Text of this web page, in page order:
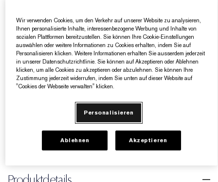
1C0 Shell
3W2 Cashew
3C1 Dusk
1N1 Ivory Nude
1C1 Cool Bone
2W2 Rattan
3N2 Wheat
4W1 Honey Bronze
4N2 Spiced Sand
6W1 Sandelholz
2C2 Pale Almond
3C2 Pebble
4N1 Shell Beige
3N1 Ivory Beige
2N1 Desert
1N2 Ecru
6C1
5W2 Rich Caramel
5N2 Amber Honey
4W4 Hazel
3W1 Tawny
1N0 Porcelain
2W1 Dawn
2N2 Buff
1W0 Warm Porcelain
4C1 Outdoor Beige
2W1.5 Natural Suede
2C1 Pure Beige
2C3 Fresco
1W2 Sand
5W1 Bronze
Hell bis mittel mit kühlen, rosa-beigen Untertönen
2C2 PALE ALMOND
5 Geschenke gratis ab einem Einkaufswert von
Wir verwenden Cookies, um den Verkehr auf unserer Website zu analysieren,
Ihnen personalisierte Inhalte, interessenbezogene Werbung und Inhalte von
sozialen Plattformen bereitzustellen. Sie können Ihre Cookie-Einstellungen
auswählen oder weitere Informationen zu Cookies erhalten, indem Sie auf
Personalisieren klicken. Weitere Informationen erhalten Sie ausserdem jederzeit
in unserer Datenschutzrichtlinie. Sie können auf Akzeptieren oder Ablehnen
klicken, um alle Cookies zu akzeptieren oder abzulehnen. Sie können Ihre
Zustimmung jederzeit widerrufen, indem Sie unten auf dieser Website auf
"Cookies der Webseite verwalten" klicken.
Personalisieren
Ablehnen Akzeptieren